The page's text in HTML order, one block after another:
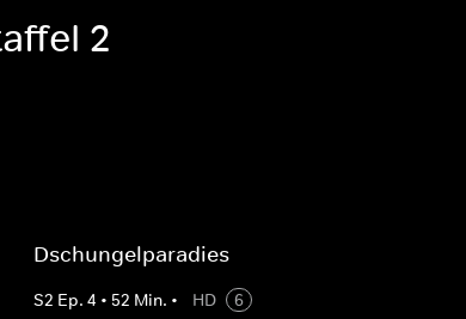
2
Dschungelparadies
S2 Ep. 4 • 52 Min. • HD
6